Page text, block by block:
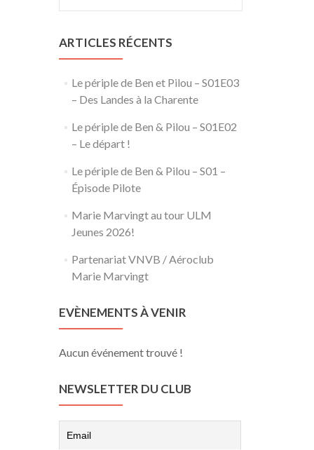
ARTICLES RÉCENTS
Le périple de Ben et Pilou – S01E03
– Des Landes à la Charente
Le périple de Ben & Pilou – S01E02
– Le départ !
Le périple de Ben & Pilou – S01 –
Épisode Pilote
Marie Marvingt au tour ULM
Jeunes 2026!
Partenariat VNVB / Aéroclub
Marie Marvingt
EVÈNEMENTS À VENIR
Aucun événement trouvé !
NEWSLETTER DU CLUB